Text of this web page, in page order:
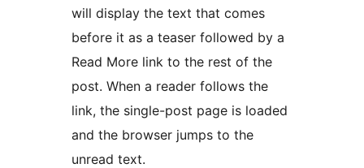
will display the text that comes
before it as a teaser followed by a
Read More link to the rest of the
post. When a reader follows the
link, the single-post page is loaded
and the browser jumps to the
unread text.